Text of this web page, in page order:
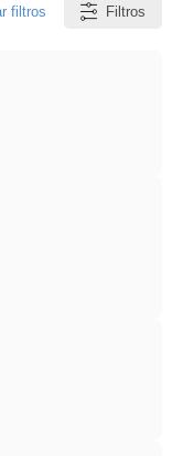
filtros Filtros